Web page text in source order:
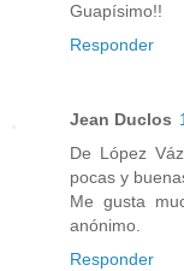
Guapísimo!!
Responder
Jean Duclos
De López
pocas y
Me gusta
anónimo.
Responder